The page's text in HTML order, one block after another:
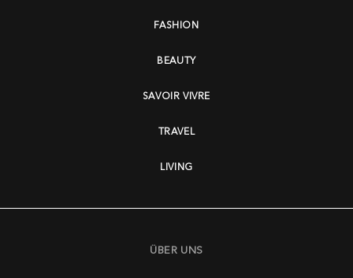
FASHION
BEAUTY
SAVOIR VIVRE
TRAVEL
LIVING
ÜBER UNS